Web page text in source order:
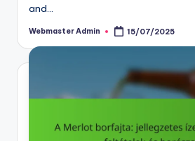
and…
Posted
Webmaster Admin 15/07/2025